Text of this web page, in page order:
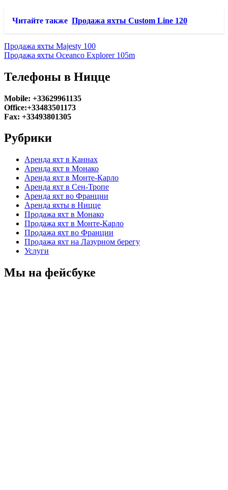
Читайте также Продажа яхты Custom Line 120
Продажа яхты Majesty 100
Продажа яхты Oceanco Explorer 105m
Телефоны в Ницце
Mobile: +33629961135
Office:+33483501173
Fax: +33493801305
Рубрики
Аренда яхт в Каннах
Аренда яхт в Монако
Аренда яхт в Монте-Карло
Аренда яхт в Сен-Тропе
Аренда яхт во Франции
Аренда яхты в Ницце
Продажа яхт в Монако
Продажа яхт в Монте-Карло
Продажа яхт во Франции
Продажа яхт на Лазурном берегу
Услуги
Мы на фейсбуке